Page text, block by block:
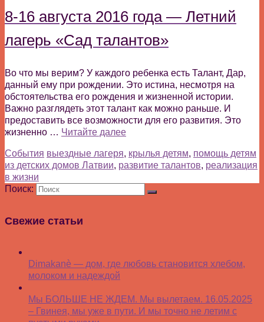
8-16 августа 2016 года — Летний
лагерь «Сад талантов»
Во что мы верим? У каждого ребенка есть Талант, Дар,
данный ему при рождении. Это истина, несмотря на
обстоятельства его рождения и жизненной истории.
Важно разглядеть этот талант как можно раньше. И
предоставить все возможности для его развития. Это
жизненно … Читайте далее
События выездные лагеря, крылья детям, помощь детям
из детских домов Латвии, развитие талантов, реализация
в жизни
Поиск:
Свежие статьи
Dimakanè — дом, где любовь становится хлебом,
молоком и надеждой
Мы БОЛЬШЕ НЕ ЖДЕМ. Мы вылетаем. 16.05.2025
– Гвинея, мы уже в пути. И мы точно не летим с